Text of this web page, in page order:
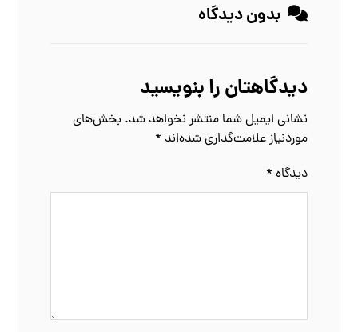
بدون دیدگاه
دیدگاهتان را بنویسید
نشانی ایمیل شما منتشر نخواهد شد. بخش‌های
موردنیاز علامت‌گذاری شده‌اند *
دیدگاه *